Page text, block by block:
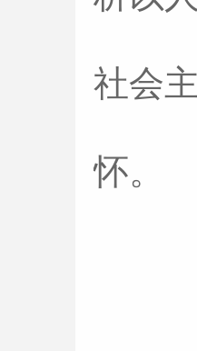
社会
怀。